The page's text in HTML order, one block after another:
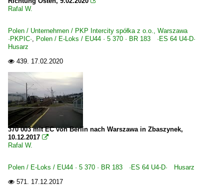
Berlin-Warschau-Express
Grenzverkehr
Deutschland <-> Polen
Regionalzüge (Bundesländer)
Berlin und Brandenburg
Polen
Bahnhöfe
Poznan Glówny (Posen)
Rafal W.
Polen / Unternehmen / PKP Intercity spółka z o.o., Warszawa
·PKPIC·, Polen / E-Loks / EU44 · 5 370 · BR 183 ·ES 64 U4-D·
Husarz
 439. 17.02.2020
370 003 mit EC von Berlin nach Warszawa in Zbaszynek,
10.12.2017 
Rafal W.
Polen / E-Loks / EU44 · 5 370 · BR 183 ·ES 64 U4-D· Husarz
 571. 17.12.2017